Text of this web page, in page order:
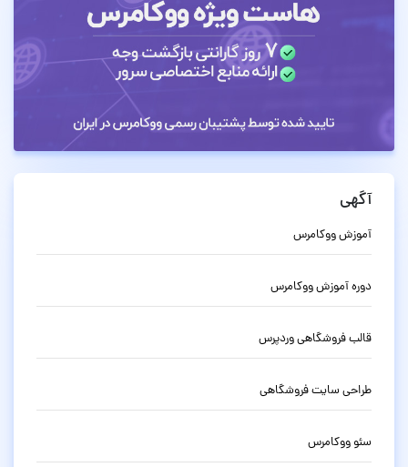
آگهی
آموزش ووکامرس
دوره آموزش ووکامرس
قالب فروشگاهی وردپرس
طراحی سایت فروشگاهی
سئو ووکامرس